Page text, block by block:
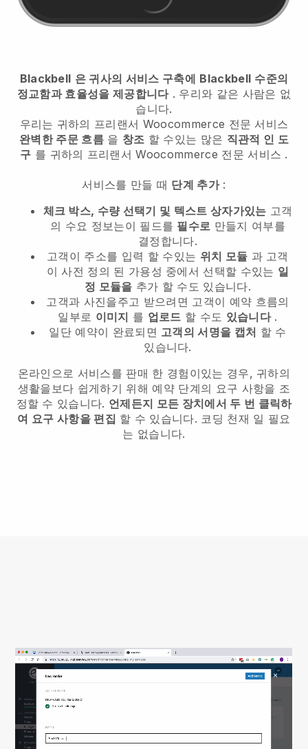
Blackbell 은 귀사의 서비스 구축에 Blackbell 수준의
정교함과 효율성을 제공합니다. 우리와 같은 사람은 없
습니다.
우리는 귀하의 프리랜서 Woocommerce 전문 서비스
완벽한 주문 흐름을 창조 할 수있는 많은 직관적 인 도
구 를 귀하의 프리랜서 Woocommerce 전문 서비스 .
서비스를 만들 때 단계 추가:
체크 박스, 수량 선택기 및 텍스트 상자가있는 고객
의 수요 정보는이 필드를 필수로 만들지 여부를
결정합니다.
고객이 주소를 입력 할 수있는 위치 모듈 과 고객
이 사전 정의 된 가용성 중에서 선택할 수있는 일
정 모듈을 추가 할 수도 있습니다.
고객과 사진을주고 받으려면 고객이 예약 흐름의
일부로 이미지 를 업로드 할 수도 있습니다.
일단 예약이 완료되면 고객의 서명을 캡처 할 수
있습니다.
온라인으로 서비스를 판매 한 경험이있는 경우, 귀하의
생활을보다 쉽게하기 위해 예약 단계의 요구 사항을 조
정할 수 있습니다. 언제든지 모든 장치에서 두 번 클릭하
여 요구 사항을 편집 할 수 있습니다. 코딩 천재 일 필요
는 없습니다.